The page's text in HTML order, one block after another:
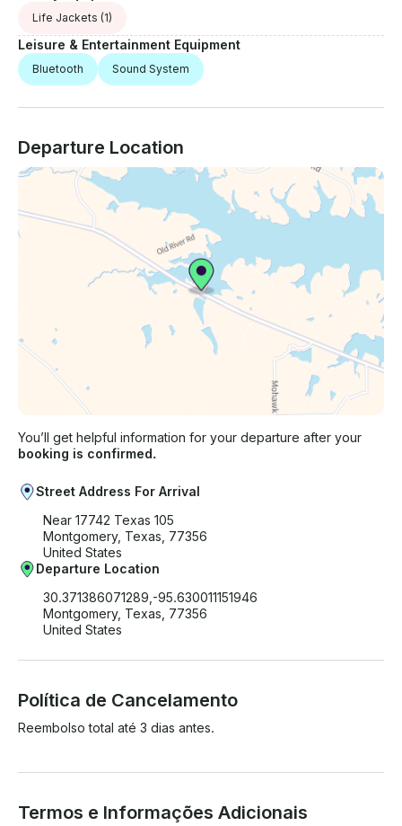
Life Jackets (1)
Leisure & Entertainment Equipment
Bluetooth Sound System
Departure Location
You’ll get helpful information for your departure after your
booking is confirmed.
Street Address For Arrival
Near 17742 Texas 105
Montgomery, Texas, 77356
United States
Departure Location
30.371386071289,-95.630011151946
Montgomery, Texas, 77356
United States
Política de Cancelamento
Reembolso total até 3 dias antes.
Termos e Informações Adicionais